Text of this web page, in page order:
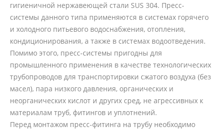
гигиеничной нержавеющей стали SUS 304. Пресс-
системы данного типа применяются в системах горячего
и холодного питьевого водоснабжения, отопления,
кондиционирования, а также в системах водоотведения.
Помимо этого, пресс-системы пригодны для
промышленного применения в качестве технологических
трубопроводов для транспортировки сжатого воздуха (без
масел), пара низкого давления, органических и
неорганических кислот и других сред, не агрессивных к
материалам труб, фитингов и уплотнений.
Перед монтажом пресс-фитинга на трубу необходимо